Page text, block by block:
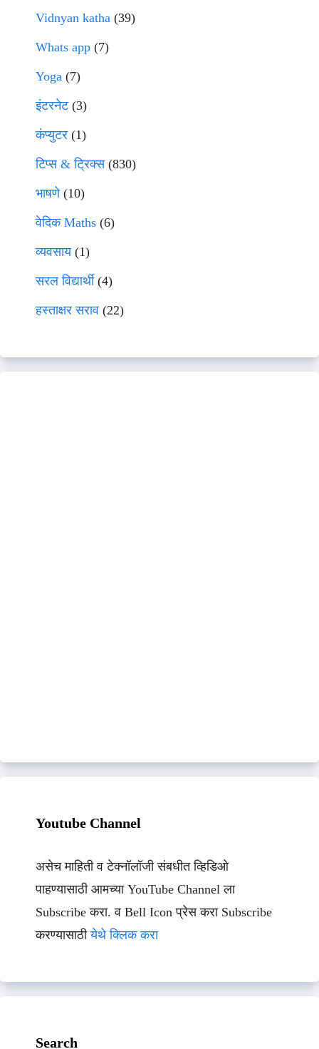
Vidnyan katha (39)
Whats app (7)
Yoga (7)
इंटरनेट(3)
कंप्युटर (1)
टिप्स & ट्रिक्स(830)
भाषणे(10)
वेदिक Maths (6)
व्यवसाय(1)
सरल विद्यार्थी(4)
हस्ताक्षर सराव (22)
Youtube Channel
असेच माहिती व टेक्नॉलॉजी संबधीत व्हिडिओ
पाहण्यासाठी आमच्या YouTube Channel ला
Subscribe करा. व Bell Icon प्रेस करा Subscribe
करण्यासाठीयेथे क्लिक करा
Search